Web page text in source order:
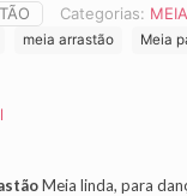
Categorias: MEIA
meia arrastão Meia
Meia linda, para